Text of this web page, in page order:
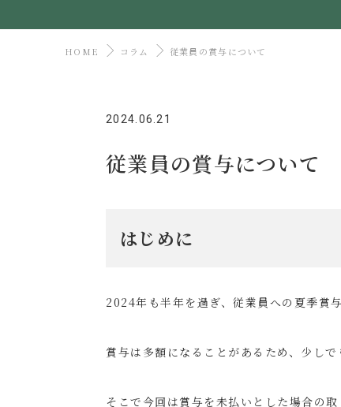
HOME コラム 従業員の賞与について
2024.06.21
従業員の賞与について
はじめに
2024年も半年を過ぎ、従業員への夏季賞
賞与は多額になることがあるため、少し
そこで今回は賞与を未払いとした場合の